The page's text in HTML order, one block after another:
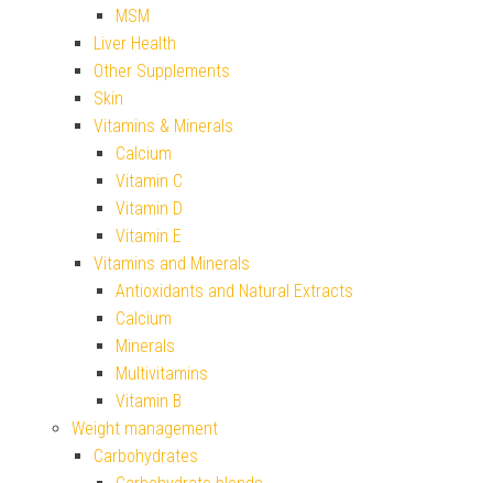
MSM
Liver Health
Other Supplements
Skin
Vitamins & Minerals
Calcium
Vitamin C
Vitamin D
Vitamin E
Vitamins and Minerals
Antioxidants and Natural Extracts
Calcium
Minerals
Multivitamins
Vitamin B
Weight management
Carbohydrates